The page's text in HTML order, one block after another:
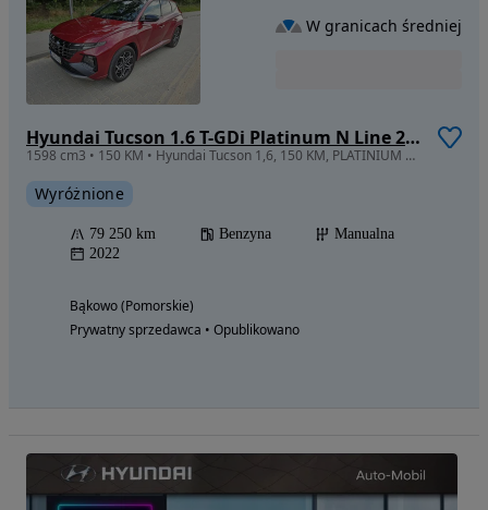
Hyundai Tucson 1.6 T-GDi Platinum N Line 2WD
1598 cm3 • 150 KM • Hyundai Tucson 1,6, 150 KM, PLATINIUM N Line + pakiet SUN
Wyróżnione
79 250 km Benzyna
Manualna
2022
Bąkowo (Pomorskie)
Prywatny sprzedawca • Opublikowano
W granicach średniej